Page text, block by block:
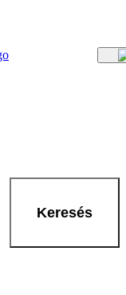
Keresés